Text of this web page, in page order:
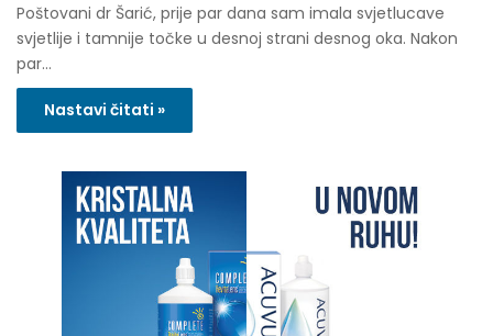
Poštovani dr Šarić, prije par dana sam imala svjetlucave
svjetlije i tamnije točke u desnoj strani desnog oka. Nakon
par…
Nastavi čitati »